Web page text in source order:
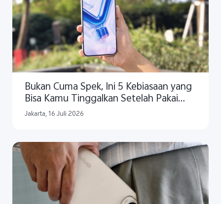
Bukan Cuma Spek, Ini 5 Kebiasaan yang
Bisa Kamu Tinggalkan Setelah Pakai
vivo Y500
Jakarta, 16 Juli 2026